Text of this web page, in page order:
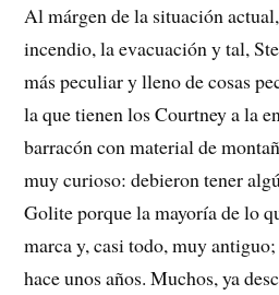
Al márgen de la situación
incendio, la evacuación y tal,
más peculiar y lleno de cosas
la que tienen los Courtney a la
barracón con material de
muy curioso: debieron tener
Golite porque la mayoría de lo
marca y, casi todo, muy
hace unos años. Muchos, ya